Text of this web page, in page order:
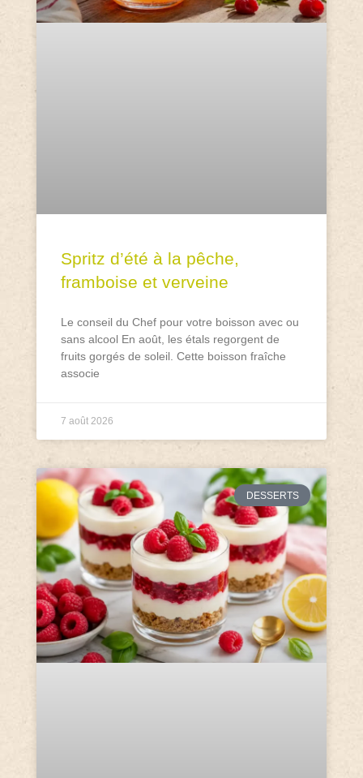
Spritz d’été à la pêche,
framboise et verveine
Le conseil du Chef pour votre boisson avec ou
sans alcool En août, les étals regorgent de
fruits gorgés de soleil. Cette boisson fraîche
associe
7 août 2026
DESSERTS